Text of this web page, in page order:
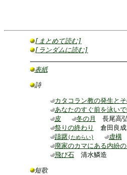
[まとめて読む]
[ランダムに読む]
表紙
詩
カタコラン教の発生と
あなたのすぐ前を泳い
皮
冬の月
長尾高
祭りの終わり
倉田良成
躊躇(ためらい) 虚構
廃家のカマにある内紛
飛び石清水鱗造
短歌